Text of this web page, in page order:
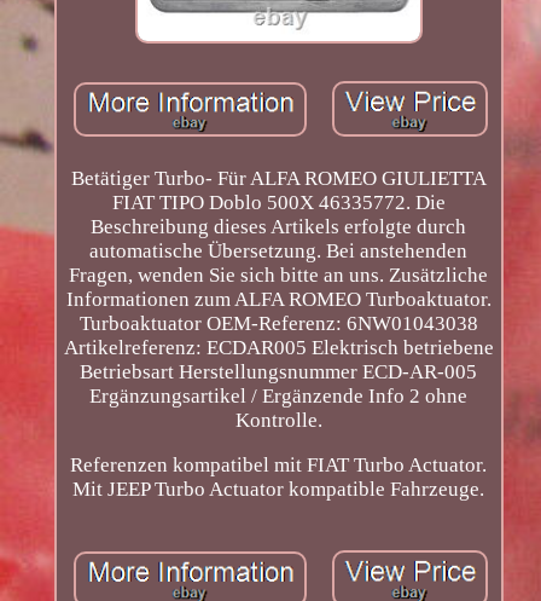
Betätiger Turbo- Für ALFA ROMEO GIULIETTA
FIAT TIPO Doblo 500X 46335772. Die
Beschreibung dieses Artikels erfolgte durch
automatische Übersetzung. Bei anstehenden
Fragen, wenden Sie sich bitte an uns. Zusätzliche
Informationen zum ALFA ROMEO Turboaktuator.
Turboaktuator OEM-Referenz: 6NW01043038
Artikelreferenz: ECDAR005 Elektrisch betriebene
Betriebsart Herstellungsnummer ECD-AR-005
Ergänzungsartikel / Ergänzende Info 2 ohne
Kontrolle.
Referenzen kompatibel mit FIAT Turbo Actuator.
Mit JEEP Turbo Actuator kompatible Fahrzeuge.